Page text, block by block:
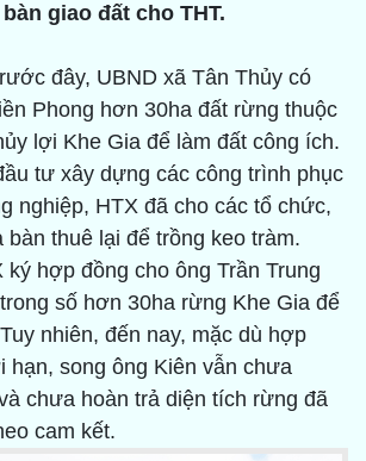
giao đất cho THT.
đây, UBND xã Tân Thủy có
Phong hơn 30ha đất rừng thuộc
lợi Khe Gia để làm đất công ích.
tư xây dựng các công trình phục
nghiệp, HTX đã cho các tổ chức,
bàn thuê lại để trồng keo tràm.
ký hợp đồng cho ông Trần Trung
số hơn 30ha rừng Khe Gia để
nhiên, đến nay, mặc dù hợp
hạn, song ông Kiên vẫn chưa
chưa hoàn trả diện tích rừng đã
cam kết.